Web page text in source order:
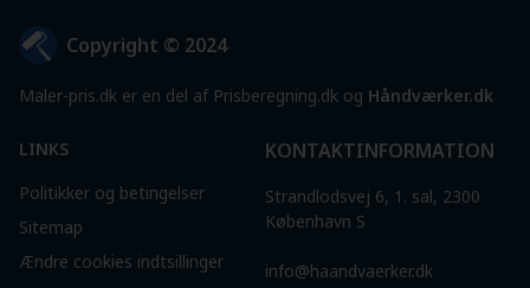
Copyright © 2024
Maler-pris.dk er en del af Prisberegning.dk og Håndværker.dk
LINKS
Politikker og betingelser
Sitemap
Ændre cookies indtsillinger
KONTAKTINFORMATION
Strandlodsvej 6, 1. sal, 2300
København S
info@haandvaerker.dk